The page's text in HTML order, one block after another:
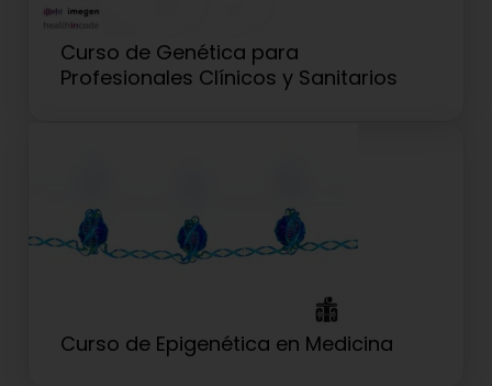
Curso de Genética para
Profesionales Clínicos y Sanitarios
Curso de Epigenética en Medicina